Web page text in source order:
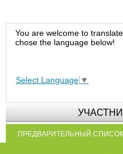
You are welcome to
chose the language below!
Select Language ▼
ПРЕДВАРИТЕЛЬНЫЙ